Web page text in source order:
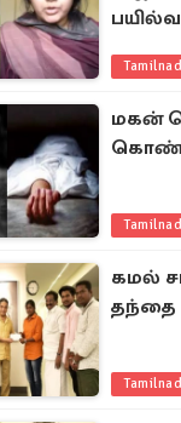
மகன்
கமல்
தந்தை